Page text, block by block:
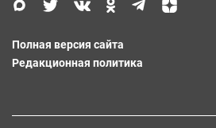
Полная версия сайта
Редакционная политика